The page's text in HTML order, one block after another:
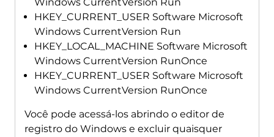
Windows CurrentVersion Run
HKEY_CURRENT_USER Software Microsoft
Windows CurrentVersion Run
HKEY_LOCAL_MACHINE Software Microsoft
Windows CurrentVersion RunOnce
HKEY_CURRENT_USER Software Microsoft
Windows CurrentVersion RunOnce
Você pode acessá-los abrindo o editor de
registro do Windows e excluir quaisquer